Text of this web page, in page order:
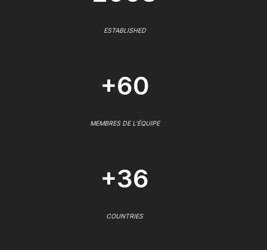
ESTABLISHED
+60
MEMBRES DE L'ÉQUIPE
+36
COUNTRIES